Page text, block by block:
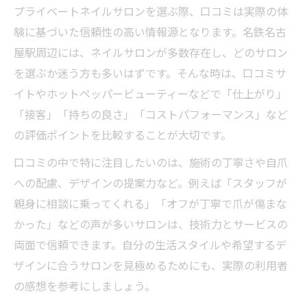
プライベートネイルサロンを選ぶ際、口コミは実際の体
験に基づいた信頼性の高い情報源となります。名鉄名古
屋駅周辺には、ネイルサロンが多数存在し、どのサロン
を選ぶか迷う方も多いはずです。そんな時は、口コミサ
イトやホットペッパービューティーなどで「仕上がり」
「接客」「持ちの良さ」「コストパフォーマンス」など
の評価ポイントを比較することが大切です。
口コミの中で特に注目したいのは、施術の丁寧さや自爪
への配慮、デザインの提案力など。例えば「スタッフが
親身に相談に乗ってくれる」「オフが丁寧で爪が傷まな
かった」などの声が多いサロンは、技術力とサービスの
両面で信頼できます。自分の生活スタイルや希望するデ
ザインに合うサロンを見極めるためにも、実際の利用者
の感想を参考にしましょう。